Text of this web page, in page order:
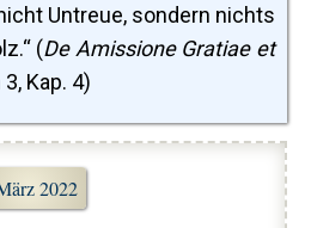
Untreue, sondern nichts
(De Amissione Gratiae et
Kap. 4)
2022